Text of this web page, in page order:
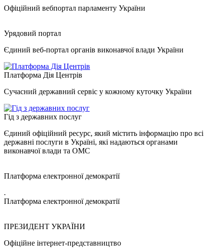
Офіційний вебпортал парламенту України
Урядовий портал
Єдиний веб-портал органів виконавчої влади України
Платформа Дія Центрів
Сучасний державний сервіс у кожному куточку України
Гід з державних послуг
Єдиний офіційний ресурс, який містить інформацію про всі
державні послуги в Україні, які надаються органами
виконавчої влади та ОМС
Платформа електронної демократії
.
Платформа електронної демократії
ПРЕЗИДЕНТ УКРАЇНИ
Офіційне інтернет-представництво